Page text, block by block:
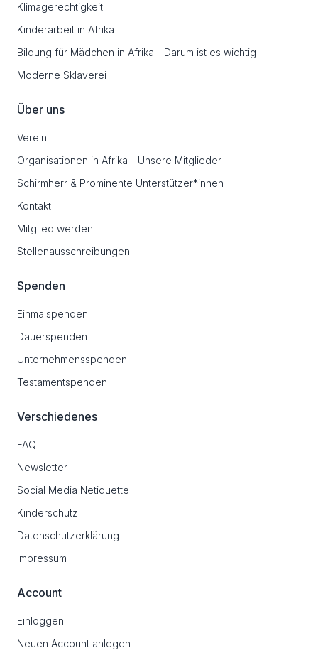
Klimagerechtigkeit
Kinderarbeit in Afrika
Bildung für Mädchen in Afrika - Darum ist es wichtig
Moderne Sklaverei
Über uns
Verein
Organisationen in Afrika - Unsere Mitglieder
Schirmherr & Prominente Unterstützer*innen
Kontakt
Mitglied werden
Stellenausschreibungen
Spenden
Einmalspenden
Dauerspenden
Unternehmensspenden
Testamentspenden
Verschiedenes
FAQ
Newsletter
Social Media Netiquette
Kinderschutz
Datenschutzerklärung
Impressum
Account
Einloggen
Neuen Account anlegen